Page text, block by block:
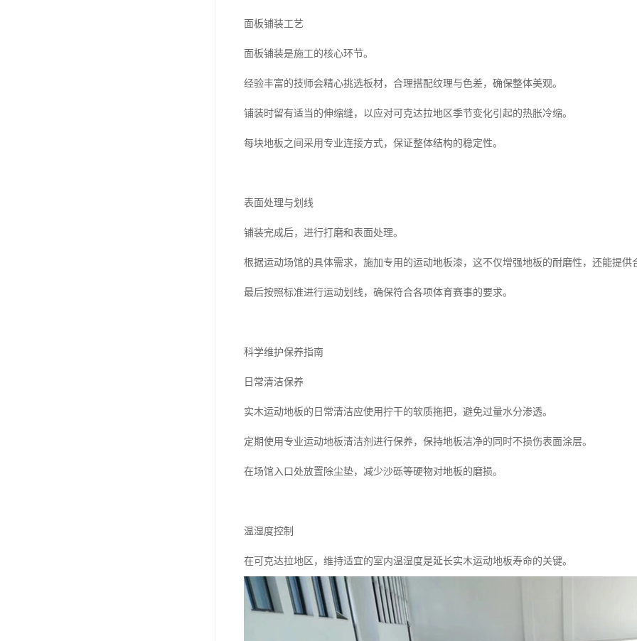
面板铺装工艺
面板铺装是施工的核心环节。
经验丰富的技师会精心挑选板材，合理搭配纹理与色差，确保整体美观。
铺装时留有适当的伸缩缝，以应对可克达拉地区季节变化引起的热胀冷缩。
每块地板之间采用专业连接方式，保证整体结构的稳定性。
表面处理与划线
铺装完成后，进行打磨和表面处理。
根据运动场馆的具体需求，施加专用的运动地板漆，这不仅增强地板的耐磨性，还能提供
最后按照标准进行运动划线，确保符合各项体育赛事的要求。
科学维护保养指南
日常清洁保养
实木运动地板的日常清洁应使用拧干的软质拖把，避免过量水分渗透。
定期使用专业运动地板清洁剂进行保养，保持地板洁净的同时不损伤表面涂层。
在场馆入口处放置除尘垫，减少沙砾等硬物对地板的磨损。
温湿度控制
在可克达拉地区，维持适宜的室内温湿度是延长实木运动地板寿命的关键。